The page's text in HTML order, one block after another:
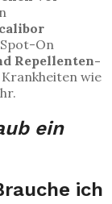
On
Repellenten-
wie
ein